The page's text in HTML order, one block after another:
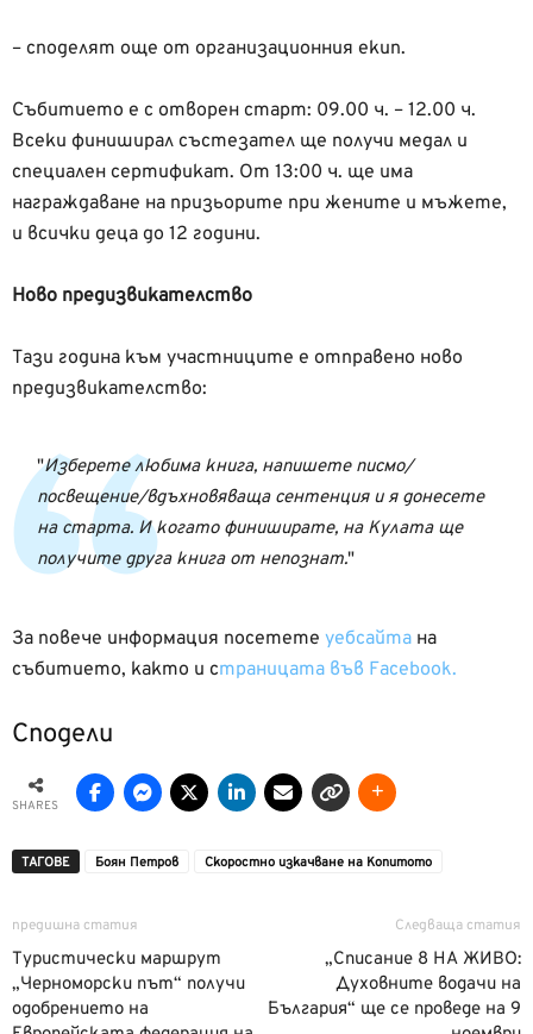
– споделят още от организационния екип.
Събитието е с отворен старт: 09.00 ч. – 12.00 ч.
Всеки финиширал състезател ще получи медал и
специален сертификат. От 13:00 ч. ще има
награждаване на призьорите при жените и мъжете,
и всички деца до 12 години.
Ново предизвикателство
Тази година към участниците е отправено ново
предизвикателство:
Изберете любима книга, напишете писмо/
посвещение/вдъхновяваща сентенция и я донесете
на старта. И когато финиширате, на Кулата ще
получите друга книга от непознат.
За повече информация посетете уебсайта на
събитието, както и страницата във Facebook.
Сподели
SHARES
ТАГОВЕ Боян Петров Скоростно изкачване на Копитото
предишна статия
Туристически маршрут
„Черноморски път“ получи
одобрението на
Следваща статия
„Списание 8 НА ЖИВО:
Духовните водачи на
България“ ще се проведе на 9